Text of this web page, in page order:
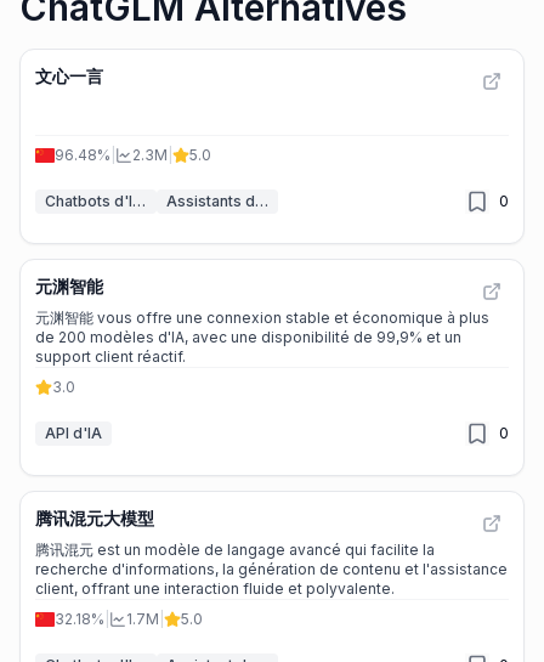
文心一言
96.48% 2.3M 5.0
Chatbots d'IA & LLM Assistants d'écriture IA 0
元渊智能
元渊智能 vous offre une connexion stable et économique à plus
de 200 modèles d'IA, avec une disponibilité de 99,9% et un
support client réactif.
3.0
API d'IA 0
腾讯混元大模型
腾讯混元 est un modèle de langage avancé qui facilite la
recherche d'informations, la génération de contenu et l'assistance
client, offrant une interaction fluide et polyvalente.
32.18%
1.7M 5.0